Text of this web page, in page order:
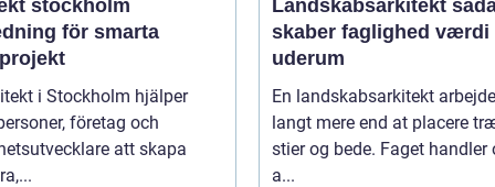
stockholm
för smarta
i Stockholm hjälper
företag och
att skapa
Landskabsarkitekt sådan
skaber faglighed værdi
uderum
En landskabsarkitekt
langt mere end at placere
stier og bede. Faget handler
a...